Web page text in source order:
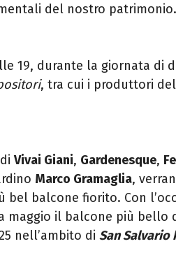
del nostro patrimonio.
19, durante la giornata di
, tra cui i produttori del
Vivai Giani, Gardenesque,
Marco Gramaglia,
bel balcone fiorito. Con
maggio il balcone più bello
nell’ambito di San Salvario